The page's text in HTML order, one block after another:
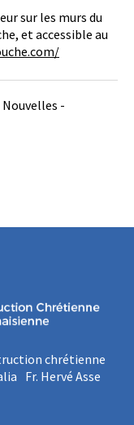
sur les murs du
et accessible au
Nouvelles -
chrétienne
Fr. Hervé Asse